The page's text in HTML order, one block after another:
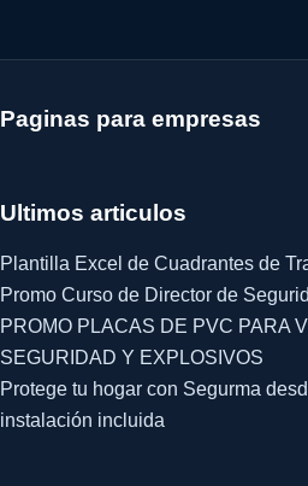
Paginas para empresas
Ultimos articulos
Plantilla Excel de Cuadrantes de
Promo Curso de Director de
PROMO PLACAS DE PVC PARA
SEGURIDAD Y EXPLOSIVOS
Protege tu hogar con Segurma
instalación incluida